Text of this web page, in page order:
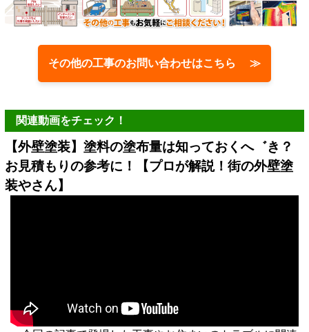
その他の工事のお問い合わせはこちら ≫
関連動画をチェック！
【外壁塗装】塗料の塗布量は知っておくへ゛き？
お見積もりの参考に！【プロが解説！街の外壁塗
装やさん】